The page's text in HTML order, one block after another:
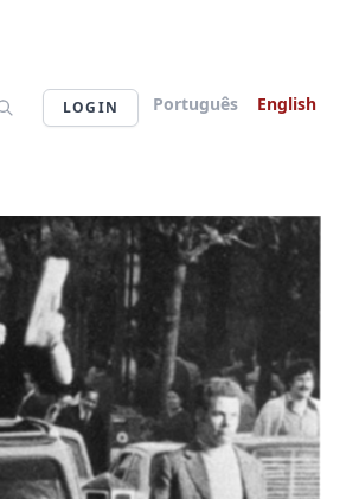
LOGIN Português English